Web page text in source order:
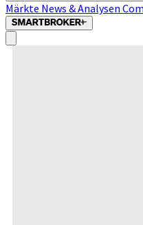
Märkte News & Analysen